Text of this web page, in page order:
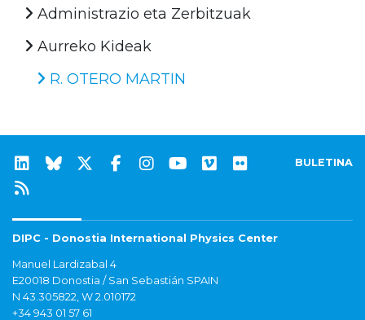
Administrazio eta Zerbitzuak
Aurreko Kideak
R. OTERO MARTIN
BULETINA
DIPC - Donostia International Physics Center
Manuel Lardizabal 4
E20018 Donostia / San Sebastián SPAIN
N 43.305822, W 2.010172
+34 943 01 57 61